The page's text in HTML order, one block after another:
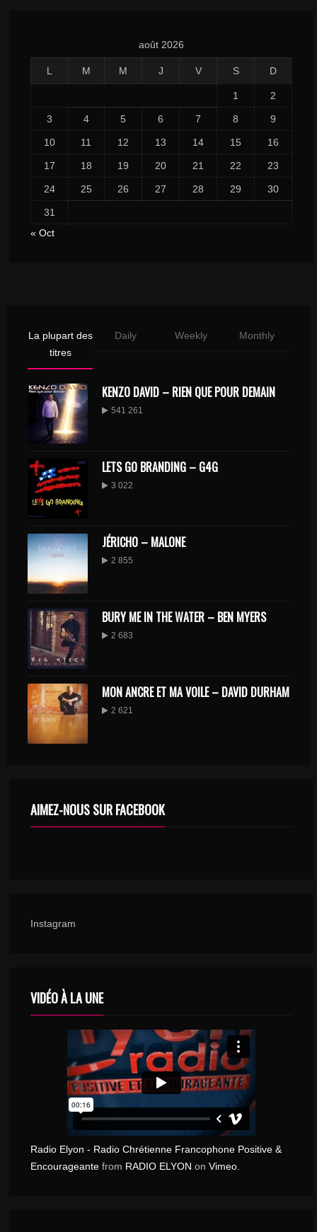
août 2026
L M M J V S D
1 2
3 4 5 6 7 8 9
10 11 12 13 14 15 16
17 18 19 20 21 22 23
24 25 26 27 28 29 30
31
« Oct
La plupart des
titres
Daily Weekly Monthly
KENZO DAVID – RIEN QUE POUR DEMAIN
541 261
LETS GO BRANDING – G4G
3 022
JÉRICHO – MALONE
2 855
BURY ME IN THE WATER – BEN MYERS
2 683
MON ANCRE ET MA VOILE – DAVID DURHAM
2 621
AIMEZ-NOUS SUR FACEBOOK
Instagram
VIDÉO À LA UNE
Radio Elyon - Radio Chrétienne Francophone Positive &
Encourageante from RADIO ELYON onVimeo